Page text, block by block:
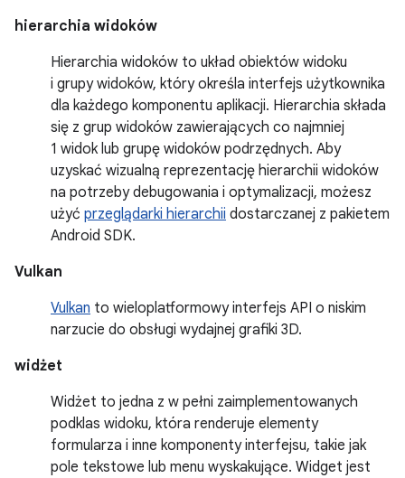
hierarchia widoków
Hierarchia widoków to układ obiektów widoku
i grupy widoków, który określa interfejs użytkownika
dla każdego komponentu aplikacji. Hierarchia składa
się z grup widoków zawierających co najmniej
1 widok lub grupę widoków podrzędnych. Aby
uzyskać wizualną reprezentację hierarchii widoków
na potrzeby debugowania i optymalizacji, możesz
użyć przeglądarki hierarchii dostarczanej z pakietem
Android SDK.
Vulkan
Vulkan to wieloplatformowy interfejs API o niskim
narzucie do obsługi wydajnej grafiki 3D.
widżet
Widżet to jedna z w pełni zaimplementowanych
podklas widoku, która renderuje elementy
formularza i inne komponenty interfejsu, takie jak
pole tekstowe lub menu wyskakujące. Widget jest